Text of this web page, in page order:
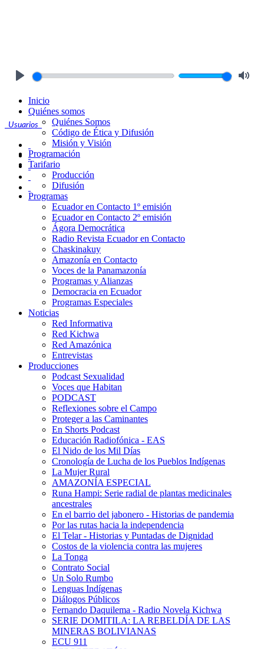
Usuarios
Inicio
Quiénes somos
Quiénes Somos
Código de Ética y Difusión
Misión y Visión
Programación
Tarifario
Producción
Difusión
Programas
Ecuador en Contacto 1º emisión
Ecuador en Contacto 2º emisión
Ágora Democrática
Radio Revista Ecuador en Contacto
Chaskinakuy
Amazonía en Contacto
Voces de la Panamazonía
Programas y Alianzas
Democracia en Ecuador
Programas Especiales
Noticias
Red Informativa
Red Kichwa
Red Amazónica
Entrevistas
Producciones
Podcast Sexualidad
Voces que Habitan
PODCAST
Reflexiones sobre el Campo
Proteger a las Caminantes
En Shorts Podcast
Educación Radiofónica - EAS
El Nido de los Mil Días
Cronología de Lucha de los Pueblos Indígenas
La Mujer Rural
AMAZONÍA ESPECIAL
Runa Hampi: Serie radial de plantas medicinales
ancestrales
En el barrio del jabonero - Historias de pandemia
Por las rutas hacia la independencia
El Telar - Historias y Puntadas de Dignidad
Costos de la violencia contra las mujeres
La Tonga
Contrato Social
Un Solo Rumbo
Lenguas Indígenas
Diálogos Públicos
Fernando Daquilema - Radio Novela Kichwa
SERIE DOMITILA: LA REBELDÍA DE LAS
MINERAS BOLIVIANAS
ECU 911